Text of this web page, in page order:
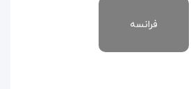
فرانسه